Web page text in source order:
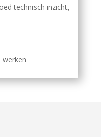
technisch inzicht,
werken